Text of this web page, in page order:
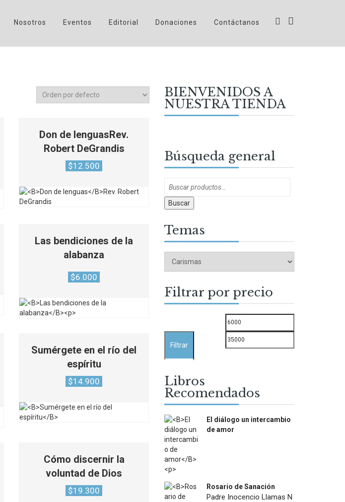
Nosotros Eventos Editorial Donaciones Contáctanos
Don de lenguasRev.
Robert DeGrandis
$12.500
Las bendiciones de la
alabanza
$6.000
Sumérgete en el río del
espíritu
$14.900
Cómo discernir la
voluntad de Dios
$19.300
BIENVENIDOS A
NUESTRA TIENDA
Búsqueda general
Buscar
Temas
Filtrar por precio
Precio
Filtrar
Libros
Recomendados
El diálogo un intercambio
de amor
Rosario de Sanación
Padre Inocencio Llamas N